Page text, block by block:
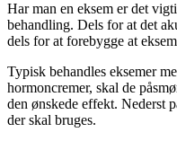
Har man en eksem er det
behandling. Dels for at det
dels for at forebygge at
Typisk behandles eksemer
hormoncremer, skal de
den ønskede effekt. Nederst
der skal bruges.